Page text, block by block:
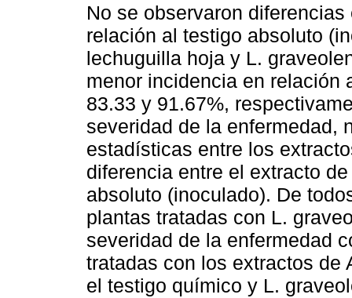
No se observaron
relación al testigo absoluto
lechuguilla hoja y L.
menor incidencia en relación
83.33 y 91.67%,
severidad de la enfermedad,
estadísticas entre los
diferencia entre el extracto
absoluto (inoculado). De
plantas tratadas con L.
severidad de la enfermedad
tratadas con los extractos de
el testigo químico y L.